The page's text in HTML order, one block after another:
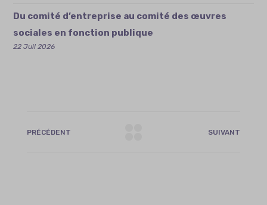
Du comité d’entreprise au comité des œuvres
sociales en fonction publique
22 Juil 2026
PRÉCÉDENT SUIVANT